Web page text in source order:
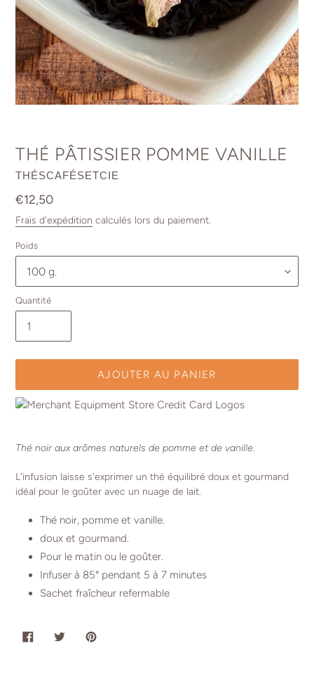
THÉ PÂTISSIER POMME VANILLE
DISTRIBUTEUR
THÉSCAFÉSETCIE
Prix
normal
€12,50
Frais d'expédition calculés lors du paiement.
Poids
Quantité
AJOUTER AU PANIER
produit
panier
Thé noir aux arômes naturels de pomme et de vanille.
L'infusion laisse s'exprimer un thé équilibré doux et gourmand
idéal pour le goûter avec un nuage de lait.
Thé noir, pomme et vanille.
doux et gourmand.
Pour le matin ou le goûter.
Infuser à 85° pendant 5 à 7 minutes
Sachet fraîcheur refermable
PARTAGERTWEETER